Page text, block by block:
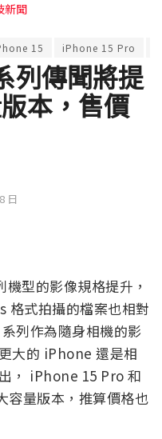
新聞
15 iPhone 15 Pro
列傳聞將提
本，售價
日
型的影像規格提升，
格式拍攝的檔案也相對
列作為隨身相機的影
大的 iPhone 還是相
， iPhone 15 Pro 和
容量版本，推算價格也